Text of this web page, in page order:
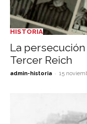
HISTORIA
La
Tercer Reich
admin-historia - 15